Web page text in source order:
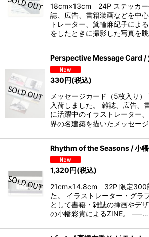
18cm×13cm 24P ステッカー
誌、広告、書籍装画などを中
トレーター、箕輪麻紀子によ
をしたときに撮影した写真を
Perspective Message Card /
330円(税込)
メッセージカード（5枚入り
入荷しました。 雑誌、広告、
に活躍中のイラストレーター
界の名建築を描いたメッセー
Rhythm of the Seasons / 小
1,320円(税込)
21cm×14.8cm 32P 限定300
た。 イラストレーター・グラ
として書籍・雑誌の挿画やデ
の小幡彩貴によるZINE。 —–…